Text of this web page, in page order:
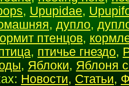
, Upupidae,
, дупло,
птенцов,
, птичье гнездо,
, Яблоки, Яблоня
Новости, Статьи,